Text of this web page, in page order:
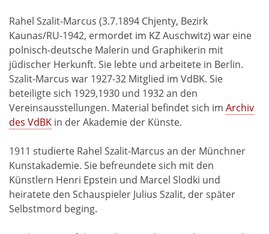
Rahel Szalit-Marcus (3.7.1894 Chjenty, Bezirk
Kaunas/RU-1942, ermordet im KZ Auschwitz) war eine
polnisch-deutsche Malerin und Graphikerin mit
jüdischer Herkunft. Sie lebte und arbeitete in Berlin.
Szalit-Marcus war 1927-32 Mitglied im VdBK. Sie
beteiligte sich 1929,1930 und 1932 an den
Vereinsausstellungen. Material befindet sich im Archiv
des VdBK in der Akademie der Künste.
1911 studierte Rahel Szalit-Marcus an der Münchner
Kunstakademie. Sie befreundete sich mit den
Künstlern Henri Epstein und Marcel Slodki und
heiratete den Schauspieler Julius Szalit, der später
Selbstmord beging.